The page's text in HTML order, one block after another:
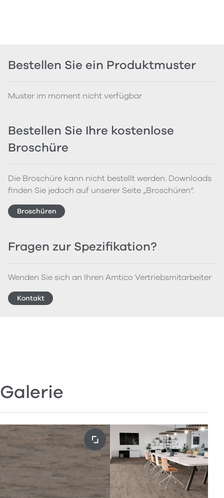
Bestellen Sie ein Produktmuster
Muster im moment nicht verfügbar
Bestellen Sie Ihre kostenlose
Broschüre
Die Broschüre kann nicht bestellt werden. Downloads
finden Sie jedoch auf unserer Seite „Broschüren“.
Broschüren
Fragen zur Spezifikation?
Wenden Sie sich an Ihren Amtico Vertriebsmitarbeiter
Kontakt
Galerie